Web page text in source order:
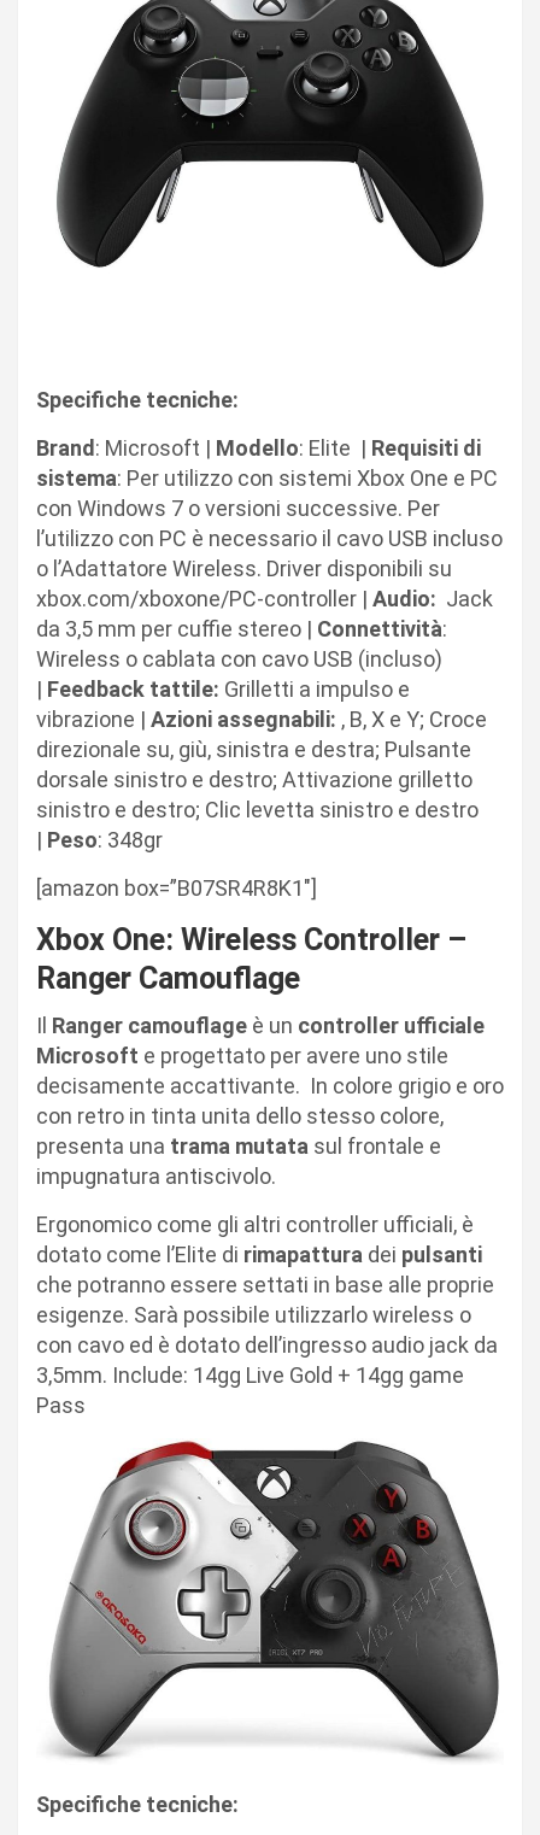
Specifiche tecniche:
Brand : Microsoft | Modello: Elite | Requisiti di
sistema: Per utilizzo con sistemi Xbox One e PC
con Windows 7 o versioni successive. Per
l’utilizzo con PC è necessario il cavo USB incluso
o l’Adattatore Wireless. Driver disponibili su
xbox.com/xboxone/PC-controller | Audio: Jack
da 3,5 mm per cuffie stereo | Connettività:
Wireless o cablata con cavo USB (incluso)
| Feedback tattile: Grilletti a impulso e
vibrazione | Azioni assegnabili: , B, X e Y; Croce
direzionale su, giù, sinistra e destra; Pulsante
dorsale sinistro e destro; Attivazione grilletto
sinistro e destro; Clic levetta sinistro e destro
| Peso: 348gr
[amazon box=”B07SR4R8K1″]
Xbox One: Wireless Controller –
Ranger Camouflage
Il Ranger camouflage è un controller ufficiale
Microsoft e progettato per avere uno stile
decisamente accattivante. In colore grigio e oro
con retro in tinta unita dello stesso colore,
presenta una trama mutata sul frontale e
impugnatura antiscivolo.
Ergonomico come gli altri controller ufficiali, è
dotato come l’Elite di rimapattura dei pulsanti
che potranno essere settati in base alle proprie
esigenze. Sarà possibile utilizzarlo wireless o
con cavo ed è dotato dell’ingresso audio jack da
3,5mm. Include: 14gg Live Gold + 14gg game
Pass
Specifiche tecniche: